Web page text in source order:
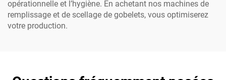
opérationnelle et l’hygiène. En achetant nos machines de
remplissage et de scellage de gobelets, vous optimiserez
votre production.